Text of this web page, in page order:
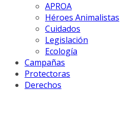
APROA
Héroes Animalistas
Cuidados
Legislación
Ecología
Campañas
Protectoras
Derechos